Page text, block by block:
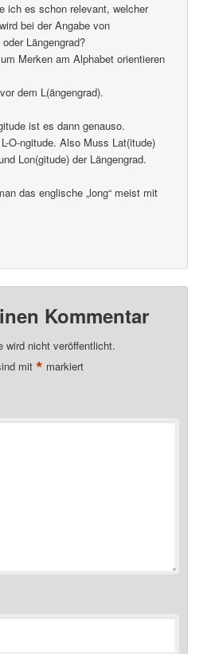
ich es schon relevant, welcher
bei der Angabe von
Längengrad?
Merken am Alphabet orientieren
dem L(ängengrad).
ist es dann genauso.
O-ngitude. Also Muss Lat(itude)
Lon(gitude) der Längengrad.
das englische „long“ meist mit
Kommentar
wird nicht veröffentlicht.
mit* markiert